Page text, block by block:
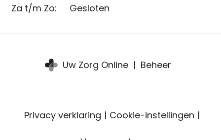
Za t/m Zo:
Gesloten
Uw Zorg Online | Beheer
Privacy verklaring | Cookie-instellingen |